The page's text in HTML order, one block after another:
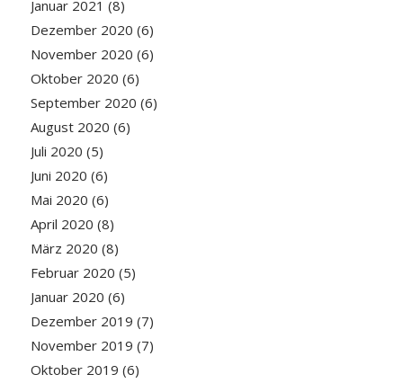
Januar 2021 (8)
Dezember 2020 (6)
November 2020 (6)
Oktober 2020 (6)
September 2020 (6)
August 2020 (6)
Juli 2020 (5)
Juni 2020 (6)
Mai 2020 (6)
April 2020 (8)
März 2020 (8)
Februar 2020 (5)
Januar 2020 (6)
Dezember 2019 (7)
November 2019 (7)
Oktober 2019 (6)